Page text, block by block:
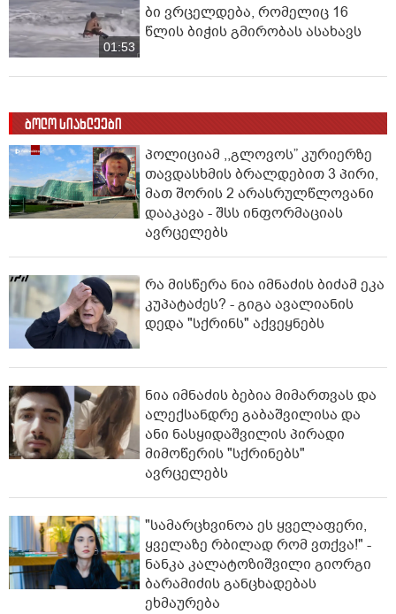
01:53
ბი ვრცელდება, რომელიც 16
წლის ბიჭის გმირობას ასახავს
ბოლო სიახლეები
პოლიციამ ,,გლოვოს” კურიერზე
თავდასხმის ბრალდებით 3 პირი,
მათ შორის 2 არასრულწლოვანი
დააკავა - შსს ინფორმაციას
ავრცელებს
რა მისწერა ნია იმნაძის ბიძამ ეკა
კუპატაძეს? - გიგა ავალიანის
დედა "სქრინს" აქვეყნებს
ნია იმნაძის ბებია მიმართვას და
ალექსანდრე გაბაშვილისა და
ანი ნასყიდაშვილის პირადი
მიმოწერის "სქრინებს"
ავრცელებს
"სა­მარ­ცხვი­ნოა ეს ყვე­ლა­ფე­რი,
ყვე­ლა­ზე რბი­ლად რომ ვთქვა!" -
ნანკა კალატოზიშვილი გიორგი
ბარამიძის განცხადებას
ეხმაურება